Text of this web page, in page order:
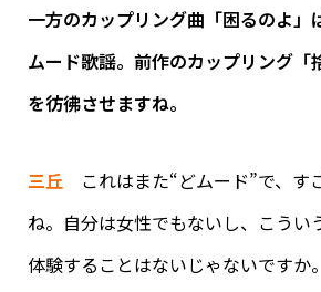
一方のカップリング曲「困るのよ」
ムード歌謡。前作のカップリング「
を彷彿させますね。
三丘これはまた“どムード”で、す
ね。自分は女性でもないし、こうい
体験することはないじゃないですか